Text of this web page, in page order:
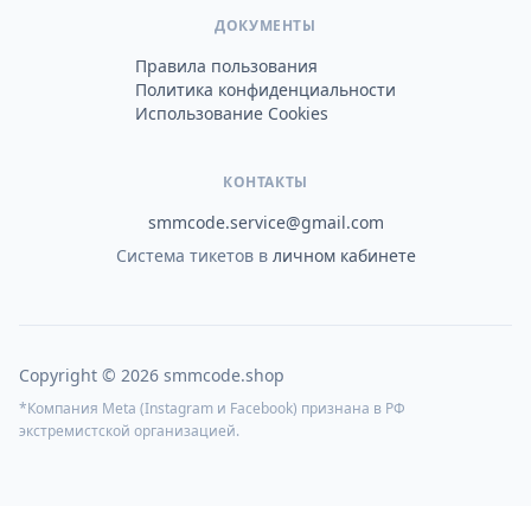
ДОКУМЕНТЫ
Правила пользования
Политика конфиденциальности
Использование Cookies
КОНТАКТЫ
smmcode.service@gmail.com
Система тикетов в личном кабинете
Copyright © 2026 smmcode.shop
*Компания Meta (Instagram и Facebook) признана в РФ
экстремистской организацией.